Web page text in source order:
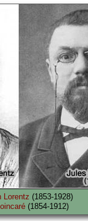
Lorentz (1853-1928)
(1854-1912)